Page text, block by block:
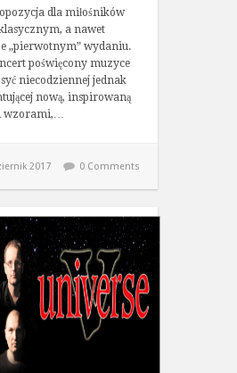
dla miłośników
a nawet
„pierwotnym” wydaniu.
poświęcony muzyce
niecodziennej jednak
nową, inspirowaną
wzorami,…
2017 0 Comments